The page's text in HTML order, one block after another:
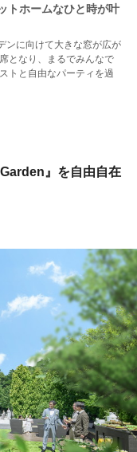
トホームなひと時が叶
ンに向けて大きな窓が広が
となり、まるでみんなで
トと自由なパーティを過
』を自由自在